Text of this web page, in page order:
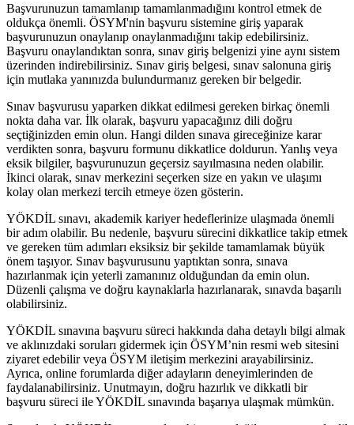
Başvurunuzun tamamlanıp tamamlanmadığını kontrol etmek de
oldukça önemli. ÖSYM'nin başvuru sistemine giriş yaparak
başvurunuzun onaylanıp onaylanmadığını takip edebilirsiniz.
Başvuru onaylandıktan sonra, sınav giriş belgenizi yine aynı sistem
üzerinden indirebilirsiniz. Sınav giriş belgesi, sınav salonuna giriş
için mutlaka yanınızda bulundurmanız gereken bir belgedir.
Sınav başvurusu yaparken dikkat edilmesi gereken birkaç önemli
nokta daha var. İlk olarak, başvuru yapacağınız dili doğru
seçtiğinizden emin olun. Hangi dilden sınava gireceğinize karar
verdikten sonra, başvuru formunu dikkatlice doldurun. Yanlış veya
eksik bilgiler, başvurunuzun geçersiz sayılmasına neden olabilir.
İkinci olarak, sınav merkezini seçerken size en yakın ve ulaşımı
kolay olan merkezi tercih etmeye özen gösterin.
YÖKDİL sınavı, akademik kariyer hedeflerinize ulaşmada önemli
bir adım olabilir. Bu nedenle, başvuru sürecini dikkatlice takip etmek
ve gereken tüm adımları eksiksiz bir şekilde tamamlamak büyük
önem taşıyor. Sınav başvurusunu yaptıktan sonra, sınava
hazırlanmak için yeterli zamanınız olduğundan da emin olun.
Düzenli çalışma ve doğru kaynaklarla hazırlanarak, sınavda başarılı
olabilirsiniz.
YÖKDİL sınavına başvuru süreci hakkında daha detaylı bilgi almak
ve aklınızdaki soruları gidermek için ÖSYM’nin resmi web sitesini
ziyaret edebilir veya ÖSYM iletişim merkezini arayabilirsiniz.
Ayrıca, online forumlarda diğer adayların deneyimlerinden de
faydalanabilirsiniz. Unutmayın, doğru hazırlık ve dikkatli bir
başvuru süreci ile YÖKDİL sınavında başarıya ulaşmak mümkün.